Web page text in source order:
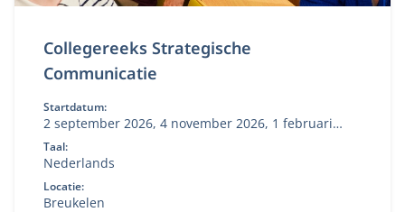
Collegereeks Strategische
Communicatie
Startdatum:
2 september 2026, 4 november 2026, 1 februari
2027, 10 mei 2027
Taal:
Nederlands
Locatie:
Breukelen